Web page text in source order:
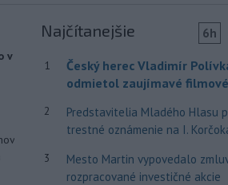
v
Najčítanejšie 6h
1
Český herec Vladimír
odmietol zaujímavé
2
Predstavitelia Mladého Hlasu
trestné oznámenie na I.
3
Mesto Martin vypovedalo
rozpracované investičné akcie